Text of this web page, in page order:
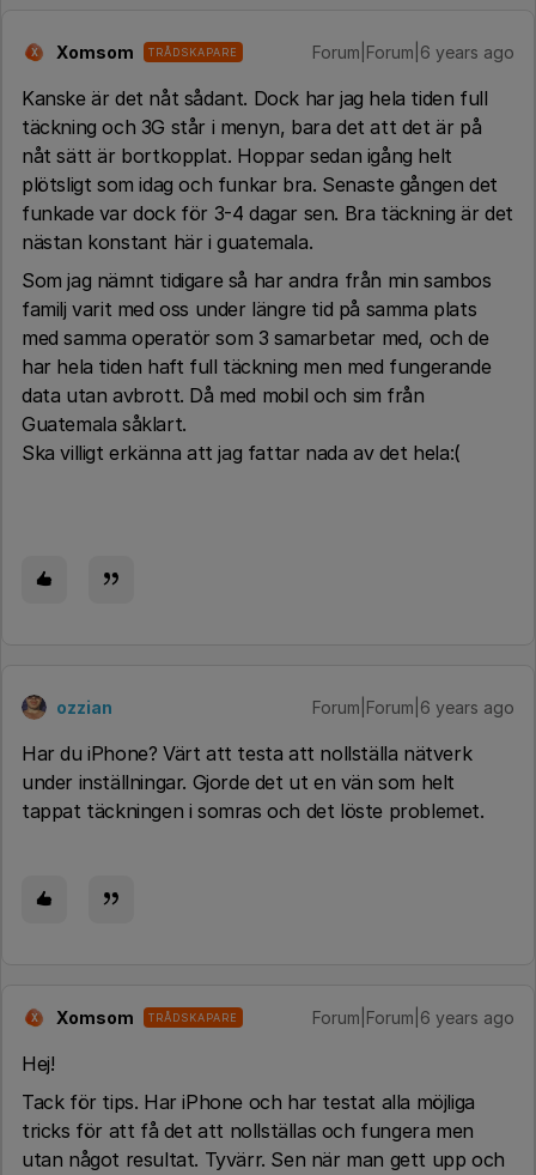
X Xomsom TRÅDSKAPARE Forum|Forum|6 years ago
Kanske är det nåt sådant. Dock har jag hela tiden full
täckning och 3G står i menyn, bara det att det är på
nåt sätt är bortkopplat. Hoppar sedan igång helt
plötsligt som idag och funkar bra. Senaste gången det
funkade var dock för 3-4 dagar sen. Bra täckning är det
nästan konstant här i guatemala.
Som jag nämnt tidigare så har andra från min sambos
familj varit med oss under längre tid på samma plats
med samma operatör som 3 samarbetar med, och de
har hela tiden haft full täckning men med fungerande
data utan avbrott. Då med mobil och sim från
Guatemala såklart.
Ska villigt erkänna att jag fattar nada av det hela:(
ozzian Forum|Forum|6 years ago
Har du iPhone? Värt att testa att nollställa nätverk
under inställningar. Gjorde det ut en vän som helt
tappat täckningen i somras och det löste problemet.
X Xomsom TRÅDSKAPARE Forum|Forum|6 years ago
Hej!
Tack för tips. Har iPhone och har testat alla möjliga
tricks för att få det att nollställas och fungera men
utan något resultat. Tyvärr. Sen när man gett upp och